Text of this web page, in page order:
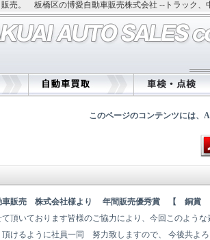
。 板橋区の博愛自動車販売株式会社 --トラック、
このページのコンテンツには、
車販売 株式会社様より 年間販売優秀賞 【 銅賞
頂いております皆様のご協力により、今回このよう
頂けるように社員一同 努力致しますので、 今後共よ